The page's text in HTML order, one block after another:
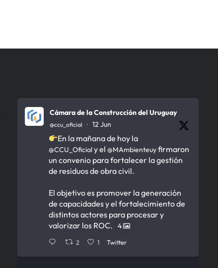
Cámara de la Construcción del Uruguay
@ccu_oficial · 12 Jun
En la mañana de hoy la
@CCU_Oficialy el @MAmbienteuyfirmaron
un convenio para fortalecer la gestión
de residuos de obra civil.
El objetivo es promover la generación
de capacidades y el fortalecimiento de
distintos actores para procesar y
valorizar los ROC.
4
2 1 Twitter